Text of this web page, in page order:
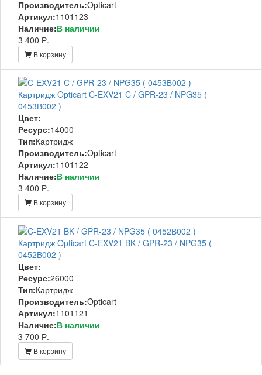
Производитель:Opticart
Артикул:1101123
Наличие:В наличии
3 400 Р.
В корзину
Картридж Opticart C-EXV21 C / GPR-23 / NPG35 (
0453В002 )
Цвет:
Ресурс:14000
Тип:Картридж
Производитель:Opticart
Артикул:1101122
Наличие:В наличии
3 400 Р.
В корзину
Картридж Opticart C-EXV21 BK / GPR-23 / NPG35 (
0452В002 )
Цвет:
Ресурс:26000
Тип:Картридж
Производитель:Opticart
Артикул:1101121
Наличие:В наличии
3 700 Р.
В корзину